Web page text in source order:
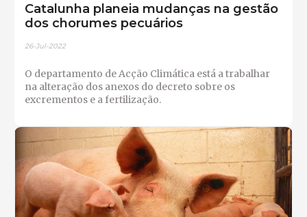
Catalunha planeia mudanças na gestão
dos chorumes pecuários
26-Jul-2022
O departamento de Acção Climática está a trabalhar
na alteração dos anexos do decreto sobre os
excrementos e a fertilização.